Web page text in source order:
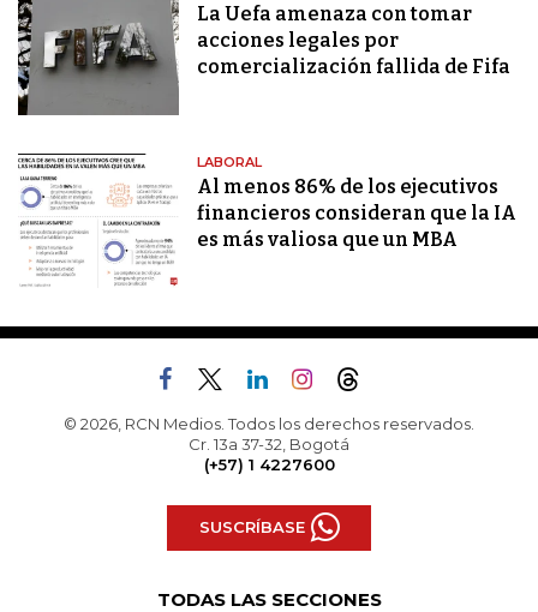
La Uefa amenaza con tomar
acciones legales por
comercialización fallida de Fifa
LABORAL
Al menos 86% de los ejecutivos
financieros consideran que la IA
es más valiosa que un MBA
© 2026, RCN Medios. Todos los derechos reservados.
Cr. 13a 37-32, Bogotá
(+57) 1 4227600
SUSCRÍBASE
TODAS LAS SECCIONES